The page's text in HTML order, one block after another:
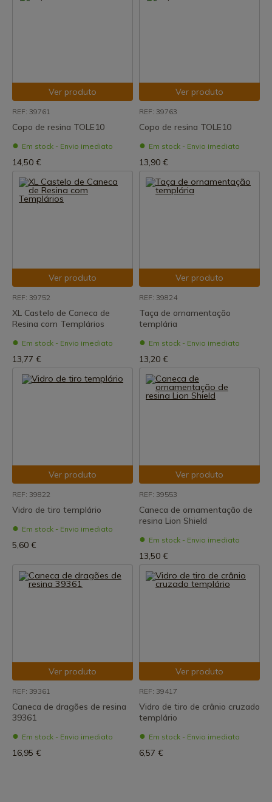
Ver produto
REF: 39761
Copo de resina TOLE10
Em stock - Envio imediato
14,50 €
Ver produto
REF: 39763
Copo de resina TOLE10
Em stock - Envio imediato
13,90 €
Ver produto
REF: 39752
XL Castelo de Caneca de
Resina com Templários
Em stock - Envio imediato
13,77 €
Ver produto
REF: 39824
Taça de ornamentação
templária
Em stock - Envio imediato
13,20 €
Ver produto
REF: 39822
Vidro de tiro templário
Em stock - Envio imediato
5,60 €
Ver produto
REF: 39553
Caneca de ornamentação de
resina Lion Shield
Em stock - Envio imediato
13,50 €
Ver produto
REF: 39361
Caneca de dragões de resina
39361
Em stock - Envio imediato
16,95 €
Ver produto
REF: 39417
Vidro de tiro de crânio cruzado
templário
Em stock - Envio imediato
6,57 €